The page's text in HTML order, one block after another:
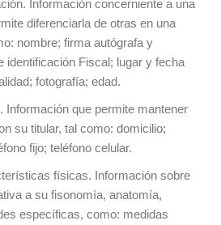
Información concerniente a una
diferenciarla de otras en una
nombre; firma autógrafa y
identificación Fiscal; lugar y fecha
fotografía; edad.
Información que permite mantener
su titular, tal como: domicilio;
fijo; teléfono celular.
físicas. Información sobre
a su fisonomía, anatomía,
específicas, como: medidas